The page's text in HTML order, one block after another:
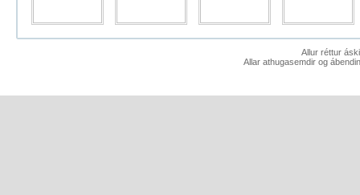
Allur réttur
Allar athugasemdir og